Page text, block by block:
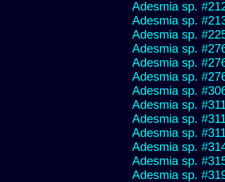
Adesmia sp.
Adesmia sp.
Adesmia sp.
Adesmia sp.
Adesmia sp.
Adesmia sp.
Adesmia sp.
Adesmia sp.
Adesmia sp.
Adesmia sp.
Adesmia sp.
Adesmia sp.
Adesmia sp.